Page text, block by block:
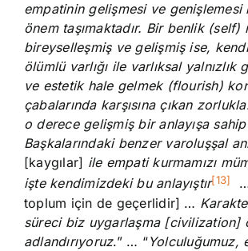
empatinin gelişmesi ve genişlemesi
önem taşımaktadır. Bir benlik (self)
bireyselleşmiş ve gelişmiş ise,
ölümlü varlığı ile varlıksal yalnızlık
ve estetik hale gelmek (flourish)
çabalarında karşısına çıkan
o derece gelişmiş bir anlayışa
Başkalarındaki benzer varoluşşal
[kaygılar] ile empati kurmamızı
işte kendimizdeki bu anlayıştır[13]
toplum için de geçerlidir] …
süreci biz uygarlaşma [civilization]
adlandırıyoruz.” … “Yolculuğumuz,